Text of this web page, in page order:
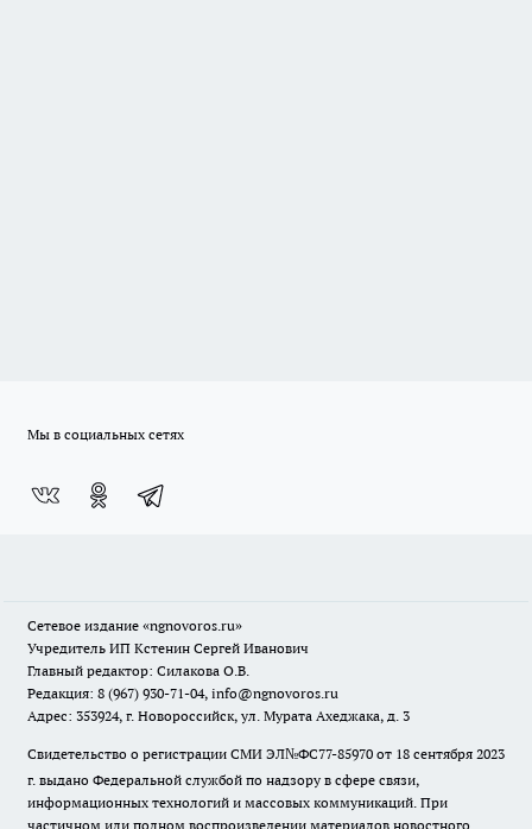
Мы в социальных сетях
Сетевое издание «ngnovoros.ru»
Учредитель ИП Кстенин Сергей Иванович
Главный редактор: Силакова О.В.
Редакция: 8 (967) 930-71-04, info@ngnovoros.ru
Адрес: 353924, г. Новороссийск, ул. Мурата Ахеджака, д. 3
Свидетельство о регистрации СМИ ЭЛ№ФС77-85970 от 18 сентября 2023
г. выдано Федеральной службой по надзору в сфере связи,
информационных технологий и массовых коммуникаций. При
частичном или полном воспроизведении материалов новостного